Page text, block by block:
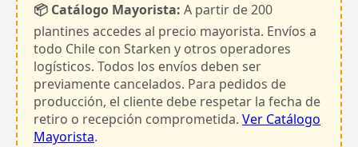
📦 Catálogo Mayorista: A partir de 200
plantines accedes al precio mayorista. Envíos a
todo Chile con Starken y otros operadores
logísticos. Todos los envíos deben ser
previamente cancelados. Para pedidos de
producción, el cliente debe respetar la fecha de
retiro o recepción comprometida. Ver Catálogo
Mayorista.